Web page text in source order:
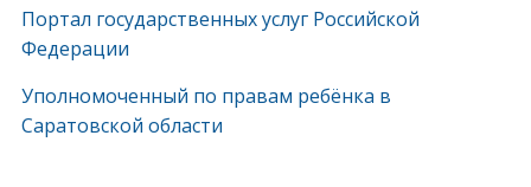
Портал государственных услуг Российской
Федерации
Уполномоченный по правам ребёнка в
Саратовской области